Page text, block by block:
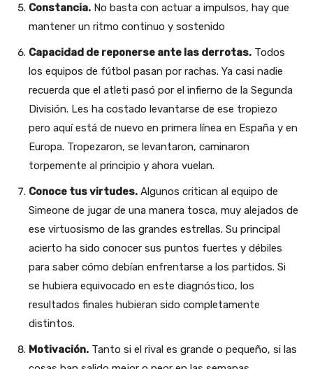
Constancia. No basta con actuar a impulsos, hay que
mantener un ritmo continuo y sostenido
Capacidad de reponerse ante las derrotas. Todos
los equipos de fútbol pasan por rachas. Ya casi nadie
recuerda que el atleti pasó por el infierno de la Segunda
División. Les ha costado levantarse de ese tropiezo
pero aquí está de nuevo en primera línea en España y en
Europa. Tropezaron, se levantaron, caminaron
torpemente al principio y ahora vuelan.
Conoce tus virtudes. Algunos critican al equipo de
Simeone de jugar de una manera tosca, muy alejados de
ese virtuosismo de las grandes estrellas. Su principal
acierto ha sido conocer sus puntos fuertes y débiles
para saber cómo debían enfrentarse a los partidos. Si
se hubiera equivocado en este diagnóstico, los
resultados finales hubieran sido completamente
distintos.
Motivación. Tanto si el rival es grande o pequeño, si las